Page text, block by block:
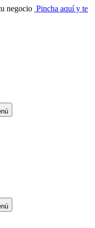
negocio Pincha aquí y te